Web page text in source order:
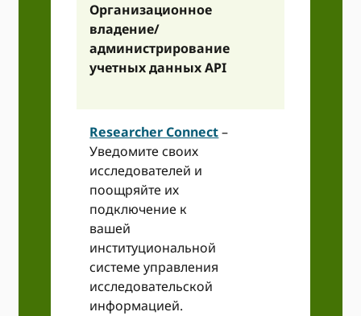
Организационное
владение/
администрирование
учетных данных API
Researcher Connect–
Уведомите своих
исследователей и
поощряйте их
подключение к
вашей
институциональной
системе управления
исследовательской
информацией.